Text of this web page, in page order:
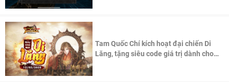
Tam Quốc Chí kích hoạt đại chiến Di
Lăng, tặng siêu code giá trị dành cho